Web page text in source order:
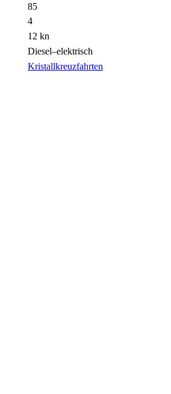
85
4
12 kn
Diesel–elektrisch
Kristallkreuzfahrten